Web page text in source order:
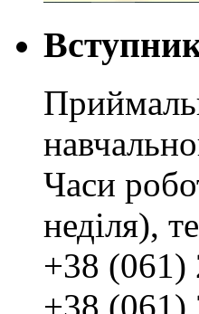
Часи
неділя),
+38 (061)